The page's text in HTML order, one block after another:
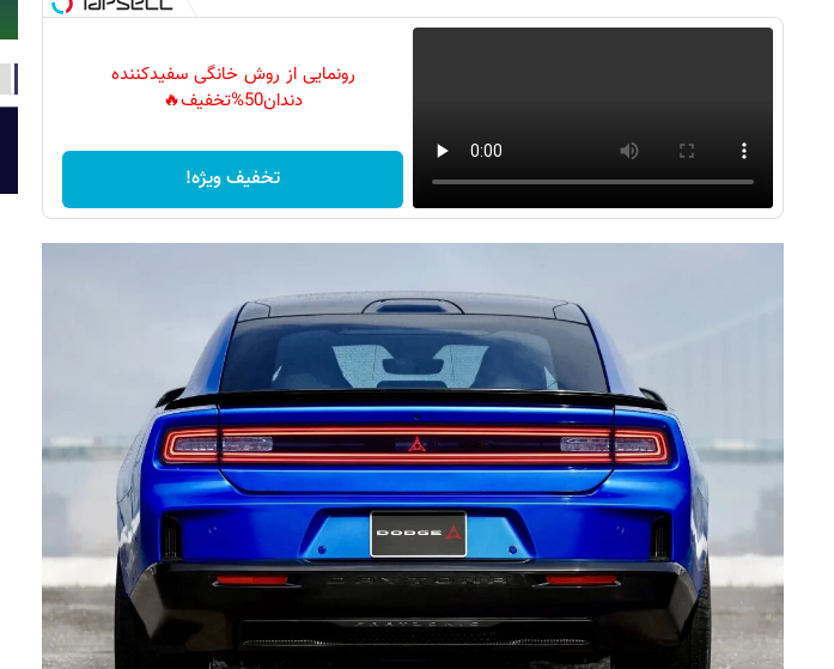
رونمایی از روش خانگی سفیدکننده
دندان50%تخفیف🔥
تخفیف ویژه!